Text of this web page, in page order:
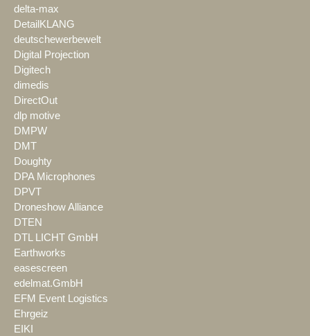
delta-max
DetailKLANG
deutschewerbewelt
Digital Projection
Digitech
dimedis
DirectOut
dlp motive
DMPW
DMT
Doughty
DPA Microphones
DPVT
Droneshow Alliance
DTEN
DTL LICHT GmbH
Earthworks
easescreen
edelmat.GmbH
EFM Event Logistics
Ehrgeiz
EIKI